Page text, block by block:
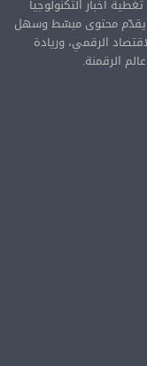
أخبار التكنولوجيا
يقدّم محتوى مبسّط وسهل
الرقمي، وريادة
الرقمنة.